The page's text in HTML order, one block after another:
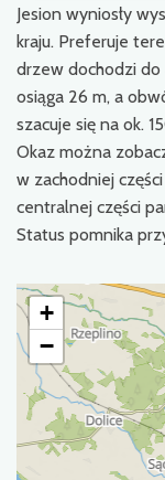
Jesion wyniosły
kraju. Preferuje
drzew dochodzi do
osiąga 26 m, a
szacuje się na ok.
Okaz można
w zachodniej
centralnej części
Status pomnika
+
−